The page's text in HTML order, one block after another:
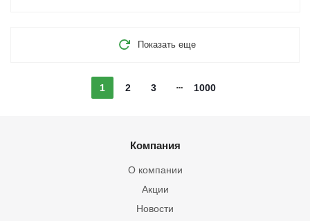
Показать еще
1 2 3 1000
Компания
О компании
Акции
Новости